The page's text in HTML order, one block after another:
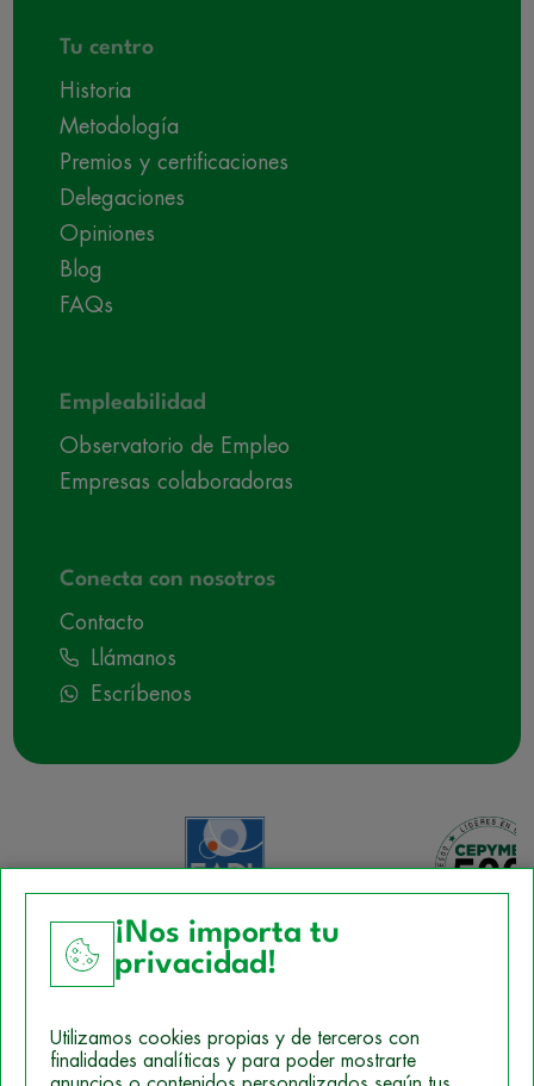
Tu centro
Historia
Metodología
Premios y certificaciones
Delegaciones
Opiniones
Blog
FAQs
Empleabilidad
Observatorio de Empleo
Empresas colaboradoras
Conecta con nosotros
Contacto
Llámanos
Escríbenos
Política de Cookies
¡Nos importa tu
privacidad!
Utilizamos cookies propias y de terceros con
finalidades analíticas y para poder mostrarte